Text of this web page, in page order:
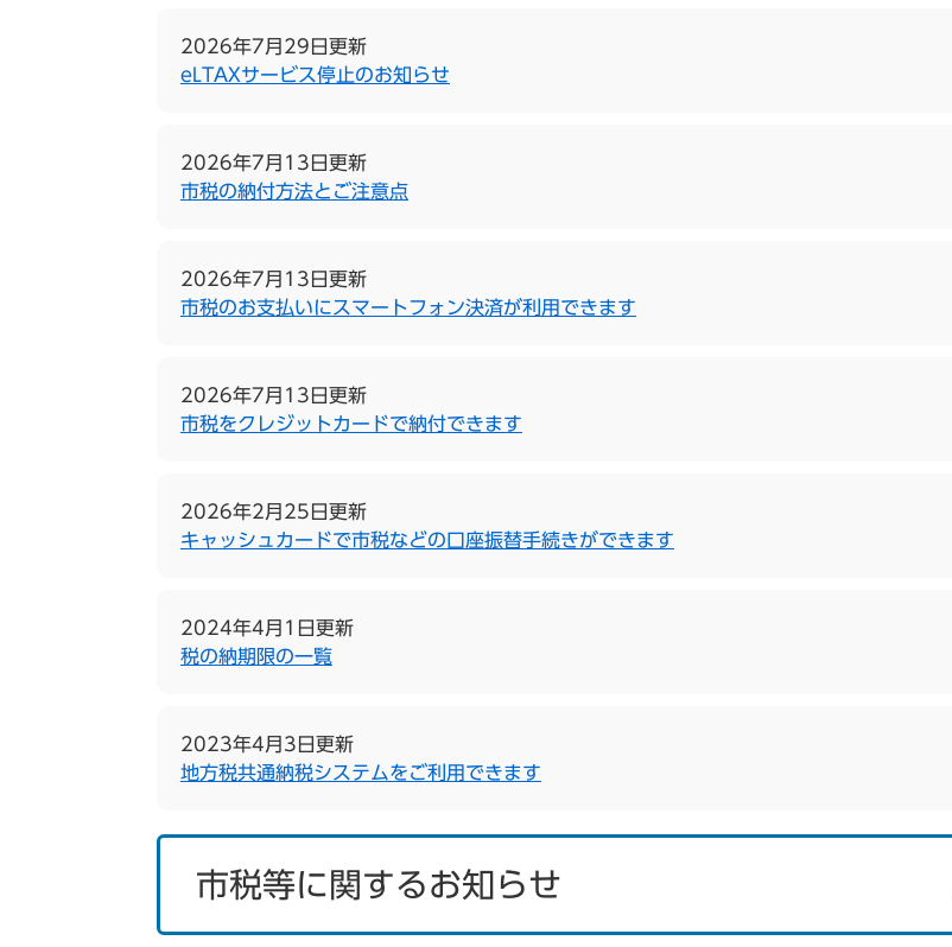
2026年7月29日更新
eLTAXサービス停止のお知らせ
2026年7月13日更新
市税の納付方法とご注意点
2026年7月13日更新
市税のお支払いにスマートフォン決済が利用できます
2026年7月13日更新
市税をクレジットカードで納付できます
2026年2月25日更新
キャッシュカードで市税などの口座振替手続きができます
2024年4月1日更新
税の納期限の一覧
2023年4月3日更新
地方税共通納税システムをご利用できます
市税等に関するお知らせ